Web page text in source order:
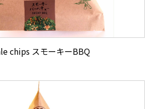
chips スモーキーBBQ